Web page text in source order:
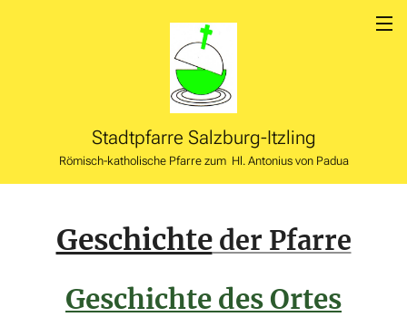
Stadtpfarre Salzburg-Itzling
Römisch-katholische Pfarre zum Hl. Antonius von Padua
Geschichteder Pfarre
Geschichte des Ortes